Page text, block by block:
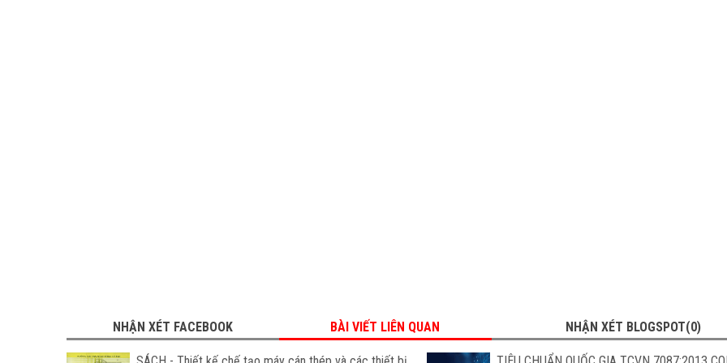
NHẬN XÉT FACEBOOK BÀI VIẾT LIÊN QUAN NHẬN XÉT BLOGSPOT(0)